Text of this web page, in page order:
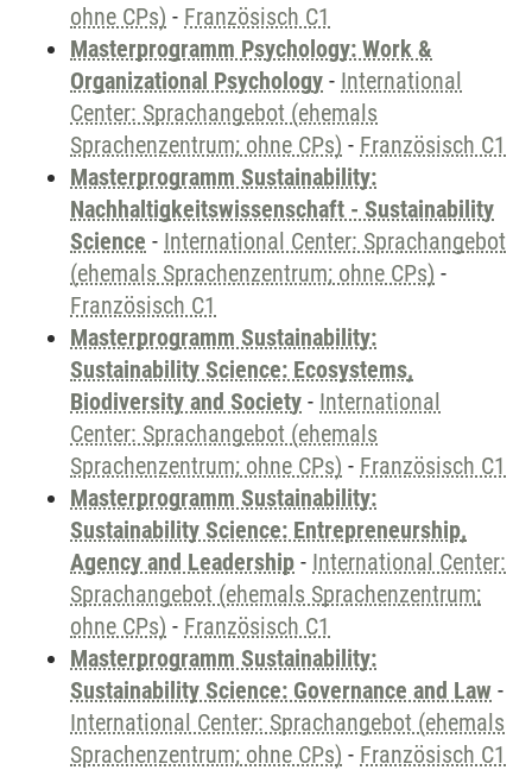
ohne CPs) - Französisch C1
Masterprogramm Psychology: Work &
Organizational Psychology - International
Center: Sprachangebot (ehemals
Sprachenzentrum; ohne CPs) - Französisch C1
Masterprogramm Sustainability:
Nachhaltigkeitswissenschaft - Sustainability
Science - International Center: Sprachangebot
(ehemals Sprachenzentrum; ohne CPs) -
Französisch C1
Masterprogramm Sustainability:
Sustainability Science: Ecosystems,
Biodiversity and Society - International
Center: Sprachangebot (ehemals
Sprachenzentrum; ohne CPs) - Französisch C1
Masterprogramm Sustainability:
Sustainability Science: Entrepreneurship,
Agency and Leadership - International Center:
Sprachangebot (ehemals Sprachenzentrum;
ohne CPs) - Französisch C1
Masterprogramm Sustainability:
Sustainability Science: Governance and Law -
International Center: Sprachangebot (ehemals
Sprachenzentrum; ohne CPs) - Französisch C1